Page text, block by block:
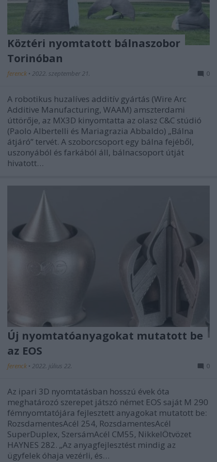
Köztéri nyomtatott bálnaszobor
Torinóban
ferenck • 2022. szeptember 21. 0
A robotikus huzalíves additív gyártás (Wire Arc
Additive Manufacturing, WAAM) amszterdami
úttörője, az MX3D kinyomtatta az olasz C&C stúdió
(Paolo Albertelli és Mariagrazia Abbaldo) „Bálna
átjáró” tervét. A szoborcsoport egy bálna fejéből,
uszonyából és farkából áll, bálnacsoport útját
hivatott…
Új nyomtatóanyagokat mutatott be
az EOS
ferenck • 2022. július 22. 0
Az ipari 3D nyomtatásban hosszú évek óta
meghatározó szerepet játszó német EOS saját M 290
fémnyomtatójára fejlesztett anyagokat mutatott be:
RozsdamentesAcél 254, RozsdamentesAcél
SuperDuplex, SzersámAcél CM55, NikkelÖtvözet
HAYNES 282. „Az anyagfejlesztést mindig az
ügyfelek óhaja vezérli, és…